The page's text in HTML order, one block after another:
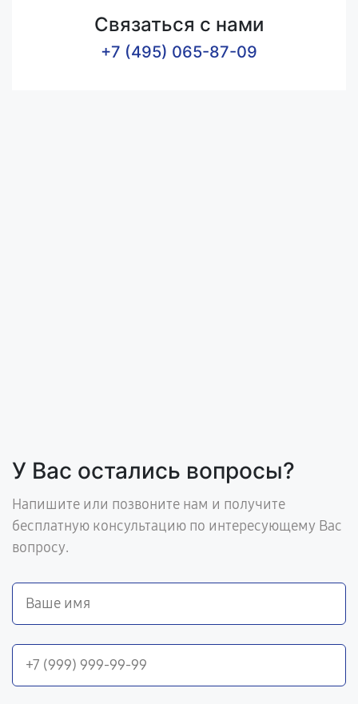
Связаться с нами
+7 (495) 065-87-09
У Вас остались вопросы?
Напишите или позвоните нам и получите
бесплатную консультацию по интересующему Вас
вопросу.